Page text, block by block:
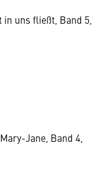
uns fließt, Band 5,
Jane, Band 4,